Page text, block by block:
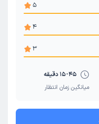
5
4
3
15-45 دقیقه
میانگین زمان انتظار